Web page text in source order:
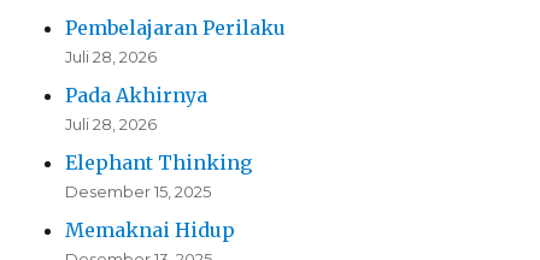
Pembelajaran Perilaku
Juli 28, 2026
Pada Akhirnya
Juli 28, 2026
Elephant Thinking
Desember 15, 2025
Memaknai Hidup